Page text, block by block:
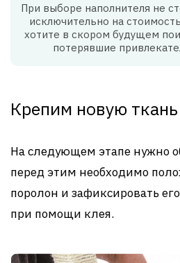
При выборе наполнителя не
исключительно на
хотите в скором будущем
потерявшие
Крепим новую ткань
На следующем этапе нужно
перед этим необходимо
поролон и зафиксировать
при помощи клея.